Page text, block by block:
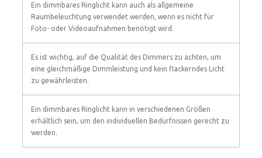
Ein dimmbares Ringlicht kann auch als allgemeine
Raumbeleuchtung verwendet werden, wenn es nicht für
Foto- oder Videoaufnahmen benötigt wird.
Es ist wichtig, auf die Qualität des Dimmers zu achten, um
eine gleichmäßige Dimmleistung und kein flackerndes Licht
zu gewährleisten.
Ein dimmbares Ringlicht kann in verschiedenen Größen
erhältlich sein, um den individuellen Bedürfnissen gerecht zu
werden.